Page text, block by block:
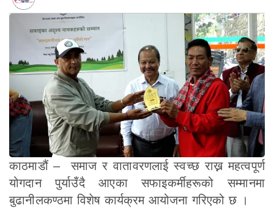
काठमाडौं – समाज र वातावरणलाई स्वच्छ राख्न महत्वपूर्ण
योगदान पुर्याउँदै आएका सफाइकर्मीहरूको सम्मानमा
बुढानीलकण्ठमा विशेष कार्यक्रम आयोजना गरिएको छ ।